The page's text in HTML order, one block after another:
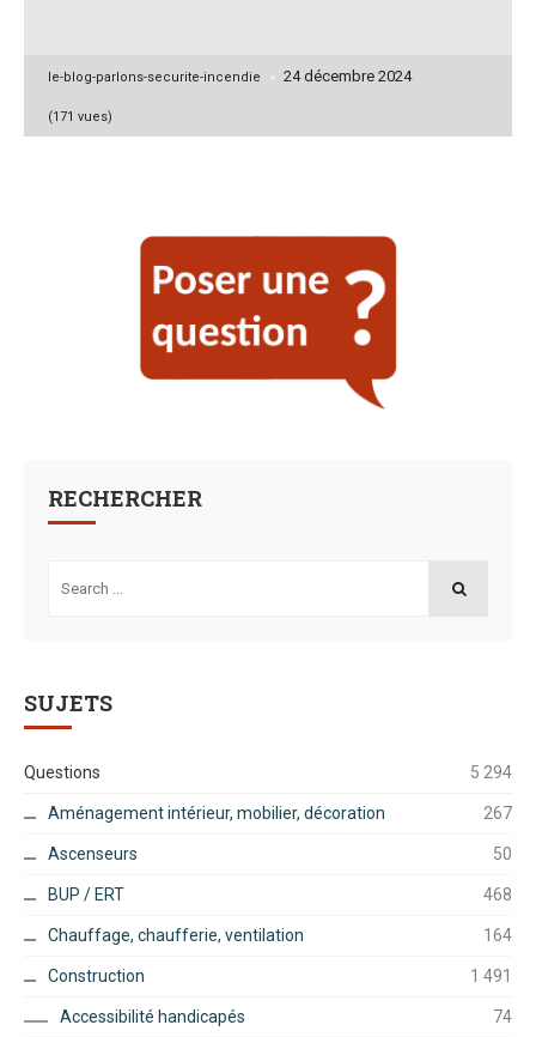
Posted
le-blog-parlons-securite-incendie 24 décembre 2024
(171 vues)
RECHERCHER
for:
SUJETS
Questions 5 294
Aménagement intérieur, mobilier, décoration 267
Ascenseurs 50
BUP / ERT 468
Chauffage, chaufferie, ventilation 164
Construction 1 491
Accessibilité handicapés 74